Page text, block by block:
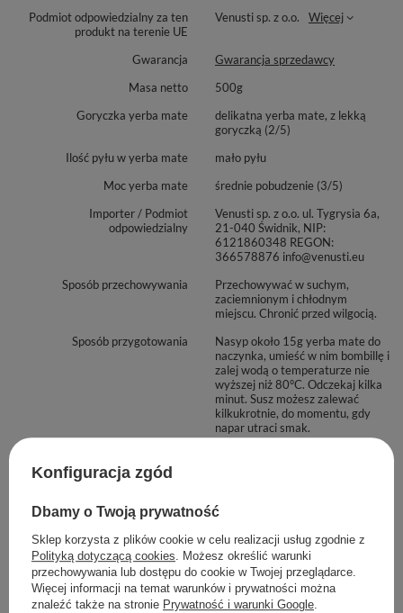
Dodatkowe informacje:
Podmiot odpowiedzialny za ten
produkt na terenie UE
Venusti sp. z o.o. Więcej
Gwarancja
Gwarancja sprzedawcy
Masa netto
500g
Goryczka yerba mate
delikatna yerba mate, z lekką
goryczką (2/5)
Ilość pyłu w yerba mate
mało pyłu
Moc yerba mate
średnie pobudzenie (3/5)
Importer / Podmiot
odpowiedzialny
Venusti sp. z o.o. ul. Tygrysia 6a,
21-040 Świdnik, NIP:
6121860348 REGON:
366578876 info@venusti.eu
Sposób przechowywania
Przechowywać w suchym,
zaciemnionym i chłodnym
miejscu. Chronić przed wilgocią.
Sposób przygotowania
Nasyp około 15g yerba mate do
naczynka, umieść w nim bombillę i
zalej wodą o temperaturze nie
wyższej niż 80°C. Odczekaj kilka
minut. Susz możesz zalewać
kilkukrotnie, do momentu, gdy
napar utraci smak.
zamówieniu dla rozmiarów
Zobacz również
Konfiguracja zgód
Dbamy o Twoją prywatność
Sklep korzysta z plików cookie w celu realizacji usług zgodnie z
Polityką dotyczącą cookies. Możesz określić warunki
przechowywania lub dostępu do cookie w Twojej przeglądarce.
Więcej informacji na temat warunków i prywatności można
znaleźć także na stronie Prywatność i warunki Google.